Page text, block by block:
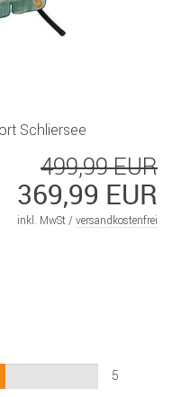
Schliersee
499,99 EUR
369,99 EUR
inkl. MwSt / versandkostenfrei
5